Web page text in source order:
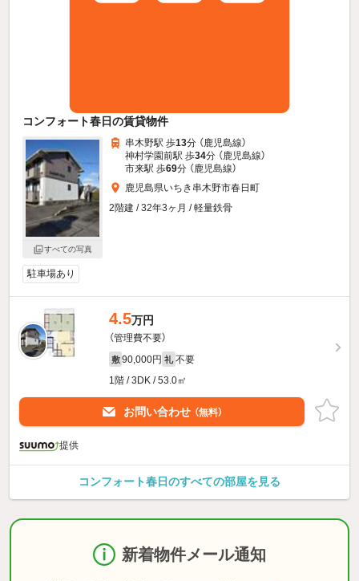
コンフォート春日の賃貸物件
すべての写真
串木野駅 歩13分 （鹿児島線）
神村学園前駅 歩34分 （鹿児島線）
市来駅 歩69分 （鹿児島線）
鹿児島県いちき串木野市春日町
2階建 / 32年3ヶ月 / 軽量鉄骨
駐車場あり
4.5万円
（管理費不要）
敷 90,000円 礼 不要
1階 / 3DK / 53.0㎡
お問い合わせ （無料）
提供
コンフォート春日のすべての部屋を見る
新着物件メール通知